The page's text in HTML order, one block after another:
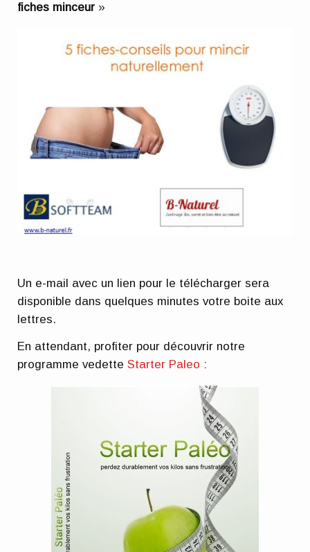
fiches minceur »
Un e-mail avec un lien pour le télécharger sera
disponible dans quelques minutes votre boite aux
lettres.
En attendant, profiter pour découvrir notre
programme vedetteStarter Paleo :